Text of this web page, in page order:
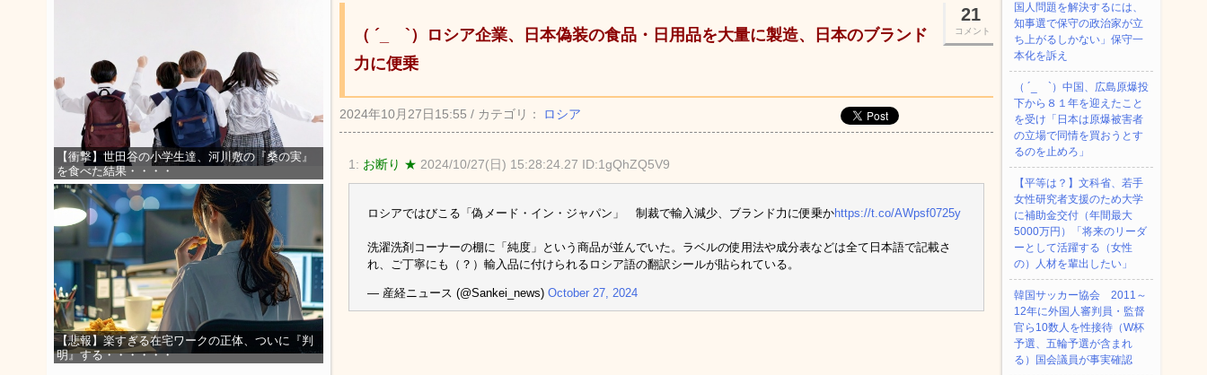
【衝撃】世田谷の小学生達、河川敷の『桑の実』
を食べた結果・・・・
【悲報】楽すぎる在宅ワークの正体、ついに『判
明』する・・・・・・
21
コメント
（ ´_ゝ`）ロシア企業、日本偽装の食品・日用品を大量に製造、日本のブランド
力に便乗
2024年10月27日15:55 / カテゴリ： ロシア
1: お断り ★ 2024/10/27(日) 15:28:24.27 ID:1gQhZQ5V9
ロシアではびこる「偽メード・イン・ジャパン」 制裁で輸入減少、ブランド力に便乗かhttps://t.co/AWpsf0725y
洗濯洗剤コーナーの棚に「純度」という商品が並んでいた。ラベルの使用法や成分表などは全て日本語で記載さ
れ、ご丁寧にも（？）輸入品に付けられるロシア語の翻訳シールが貼られている。
— 産経ニュース (@Sankei_news) October 27, 2024
国人問題を解決するには、
知事選で保守の政治家が立
ち上がるしかない」保守一
本化を訴え
（ ´_ゝ`）中国、広島原爆投
下から８１年を迎えたこと
を受け「日本は原爆被害者
の立場で同情を買おうとす
るのを止めろ」
【平等は？】文科省、若手
女性研究者支援のため大学
に補助金交付（年間最大
5000万円）「将来のリーダ
ーとして活躍する（女性
の）人材を輩出したい」
韓国サッカー協会 2011～
12年に外国人審判員・監督
官ら10数人を性接待（W杯
予選、五輪予選が含まれ
る）国会議員が事実確認